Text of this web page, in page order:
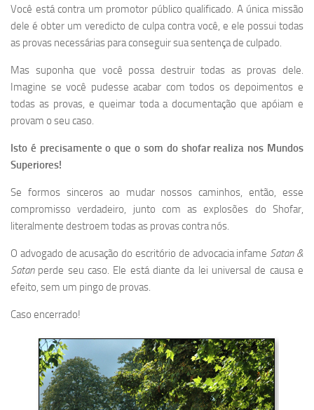
Você está contra um promotor público qualificado. A única missão
dele é obter um veredicto de culpa contra você, e ele possui todas
as provas necessárias para conseguir sua sentença de culpado.
Mas suponha que você possa destruir todas as provas dele.
Imagine se você pudesse acabar com todos os depoimentos e
todas as provas, e queimar toda a documentação que apóiam e
provam o seu caso.
Isto é precisamente o que o som do shofar realiza nos Mundos
Superiores!
Se formos sinceros ao mudar nossos caminhos, então, esse
compromisso verdadeiro, junto com as explosões do Shofar,
literalmente destroem todas as provas contra nós.
O advogado de acusação do escritório de advocacia infame Satan &
Satanperde seu caso. Ele está diante da lei universal de causa e
efeito, sem um pingo de provas.
Caso encerrado!